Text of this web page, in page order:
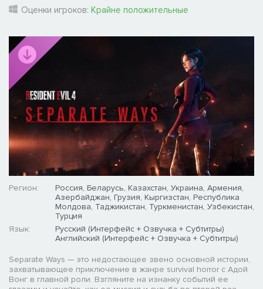
Оценки игроков: Крайне положительные
Регион:
Россия, Беларусь, Казахстан, Украина, Армения,
Азербайджан, Грузия, Кыргизстан, Республика
Молдова, Таджикистан, Туркменистан, Узбекистан,
Турция
Язык:
Русский (Интерфейс + Озвучка + Субтитры)
Английский (Интерфейс + Озвучка + Субтитры)
Separate Ways — это недостающее звено основной истории,
захватывающее приключение в жанре survival horror с Адой
Вонг в главной роли. Взгляните на изнанку событий ее